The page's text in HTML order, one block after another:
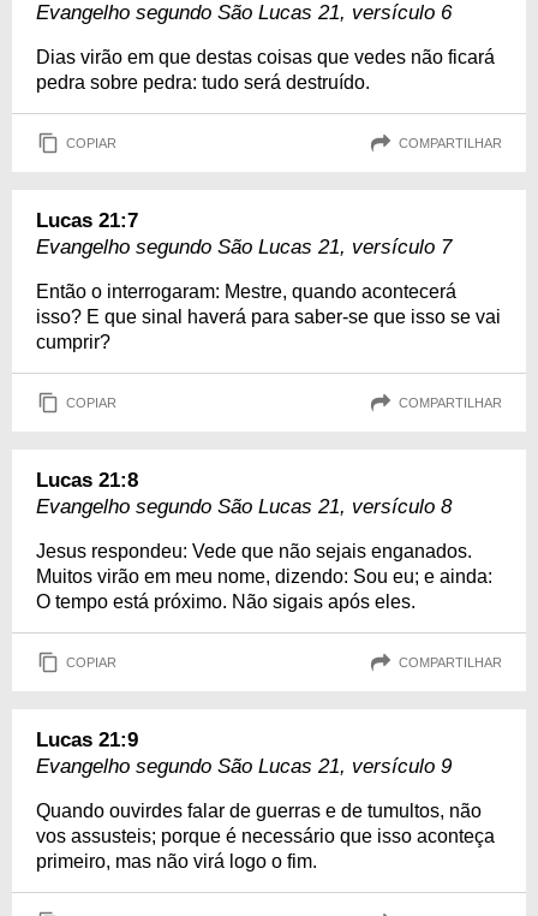
Evangelho segundo São Lucas 21, versículo 6
Dias virão em que destas coisas que vedes não ficará
pedra sobre pedra: tudo será destruído.
COPIAR COMPARTILHAR
Lucas 21:7
Evangelho segundo São Lucas 21, versículo 7
Então o interrogaram: Mestre, quando acontecerá
isso? E que sinal haverá para saber-se que isso se vai
cumprir?
COPIAR COMPARTILHAR
Lucas 21:8
Evangelho segundo São Lucas 21, versículo 8
Jesus respondeu: Vede que não sejais enganados.
Muitos virão em meu nome, dizendo: Sou eu; e ainda:
O tempo está próximo. Não sigais após eles.
COPIAR COMPARTILHAR
Lucas 21:9
Evangelho segundo São Lucas 21, versículo 9
Quando ouvirdes falar de guerras e de tumultos, não
vos assusteis; porque é necessário que isso aconteça
primeiro, mas não virá logo o fim.